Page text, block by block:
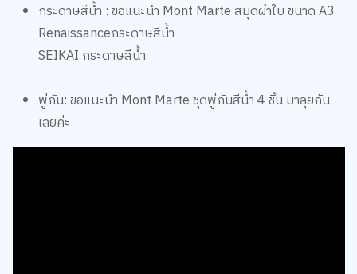
กระดาษสีน้ำ : ขอแนะนำ Mont Marte สมุดผ้าใบ ขนาด A3
Renaissanceกระดาษสีน้ำ
SEIKAI กระดาษสีน้ำ
พู่กัน: ขอแนะนำ Mont Marte ชุดพู่กันสีน้ำ 4 ชิ้นมาลุยกัน
เลยค่ะ